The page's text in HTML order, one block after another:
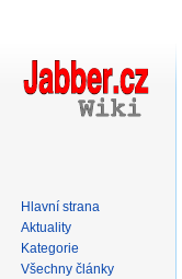
Hlavní strana
Aktuality
Kategorie
Všechny články